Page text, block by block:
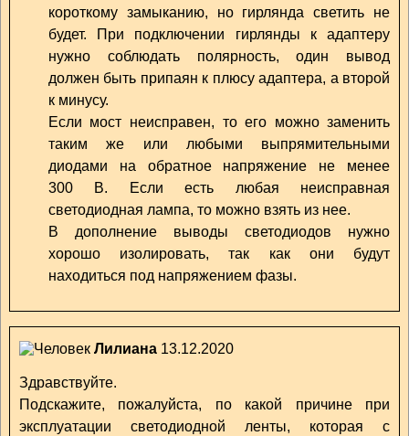
короткому замыканию, но гирлянда светить не
будет. При подключении гирлянды к адаптеру
нужно соблюдать полярность, один вывод
должен быть припаян к плюсу адаптера, а второй
к минусу.
Если мост неисправен, то его можно заменить
таким же или любыми выпрямительными
диодами на обратное напряжение не менее
300 В. Если есть любая неисправная
светодиодная лампа, то можно взять из нее.
В дополнение выводы светодиодов нужно
хорошо изолировать, так как они будут
находиться под напряжением фазы.
Лилиана13.12.2020
Здравствуйте.
Подскажите, пожалуйста, по какой причине при
эксплуатации светодиодной ленты, которая с